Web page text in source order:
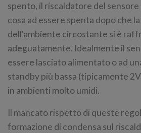
spento, il riscaldatore del
cosa ad essere spenta dopo che
dell'ambiente circostante si è
adeguatamente. Idealmente il
essere lasciato alimentato o ad
standby più bassa (tipicamente
in ambienti molto umidi.
Il mancato rispetto di queste
formazione di condensa sul